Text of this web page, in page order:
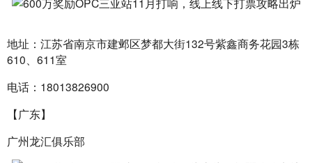
地址：江苏省南京市建邺区梦都大街132号紫鑫商务花园3栋
610、611室
电话：18013826900
【广东】
广州龙汇俱乐部